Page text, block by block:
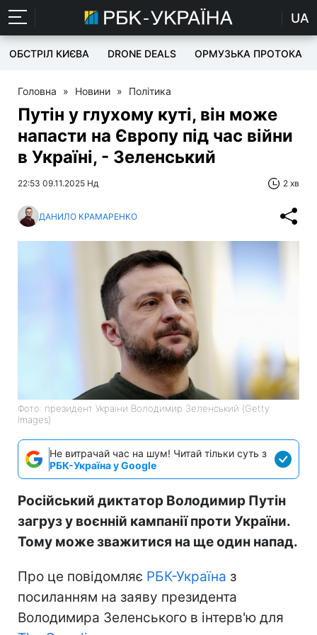
UA
ОБСТРІЛ КИЄВА DRONE DEALS ОРМУЗЬКА ПРОТОКА
Головна » Новини » Політика
Путін у глухому куті, він може
напасти на Європу під час війни
в Україні, - Зеленський
22:53 09.11.2025 Нд 2 хв
ДАНИЛО КРАМАРЕНКО
Фото: президент України Володимир Зеленський (Getty
Images)
Не витрачай час на шум! Читай тільки суть з
РБК-Україна у Google
Російський диктатор Володимир Путін
загруз у воєнній кампанії проти України.
Тому може зважитися на ще один напад.
Про це повідомляє РБК-Україна з
посиланням на заяву президента
Володимира Зеленського в інтерв'ю для